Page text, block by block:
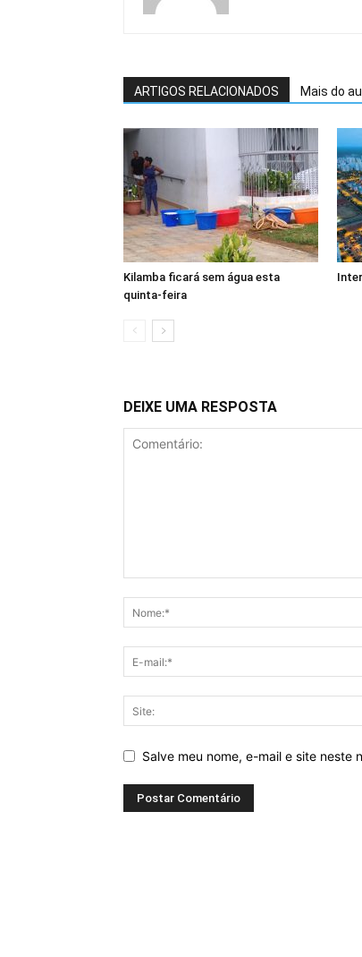
ARTIGOS RELACIONADOS Mais do
Kilamba ficará sem água esta
quinta-feira
DEIXE UMA RESPOSTA
Salve meu nome, e-mail e site